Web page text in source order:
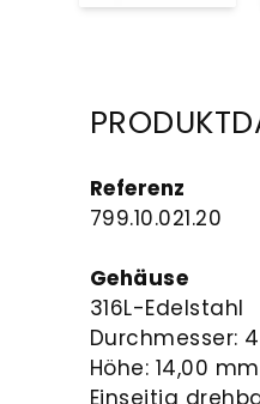
Referenz
799.10.021.20
Gehäuse
316L-Edelstahl
Durchmesser:
Höhe: 14,00 mm
Einseitig